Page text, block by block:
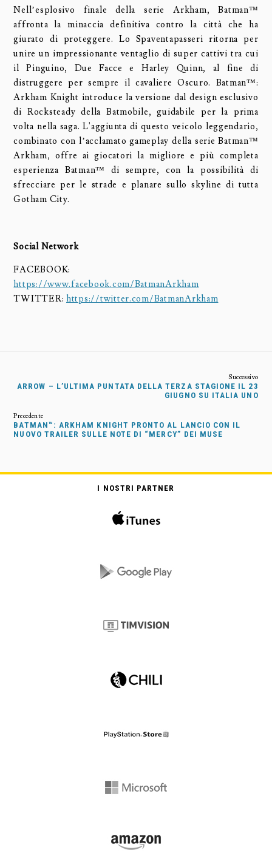
Nell’esplosivo finale della serie Arkham, Batman™
affronta la minaccia definitiva contro la città che ha
giurato di proteggere. Lo Spaventapasseri ritorna per
unire un impressionante ventaglio di super cattivi tra cui
il Pinguino, Due Facce e Harley Quinn, al fine di
distruggere per sempre il cavaliere Oscuro. Batman™:
Arkham Knight introduce la versione dal design esclusivo
di Rocksteady della Batmobile, guidabile per la prima
volta nella saga. L'aggiunta di questo veicolo leggendario,
combinato con l’acclamato gameplay della serie Batman™
Arkham, offre ai giocatori la migliore e più completa
esperienza Batman™ di sempre, con la possibilità di
sfrecciare per le strade e planare sullo skyline di tutta
Gotham City.
Social Network
FACEBOOK:
https://www.facebook.com/BatmanArkham
TWITTER:https://twitter.com/BatmanArkham
ARROW – L’ULTIMA PUNTATA DELLA TERZA STAGIONE IL 23
GIUGNO SU ITALIA UNO
BATMAN™: ARKHAM KNIGHT PRONTO AL LANCIO CON IL
NUOVO TRAILER SULLE NOTE DI “MERCY” DEI MUSE
I NOSTRI PARTNER